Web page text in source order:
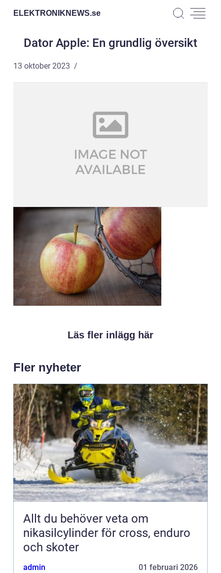
ELEKTRONIKNEWS.se
Dator Apple: En grundlig översikt
13 oktober 2023
Läs fler inlägg här
Fler nyheter
Allt du behöver veta om
nikasilcylinder för cross, enduro
och skoter
admin 01 februari 2026